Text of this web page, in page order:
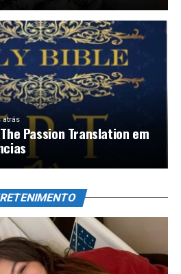
atrás
Passion Translation em